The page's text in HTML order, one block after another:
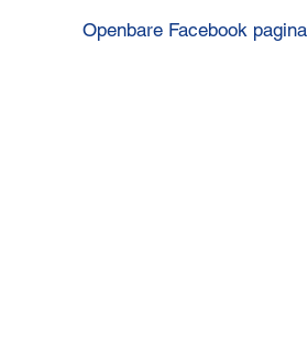
Openbare Facebook pagina